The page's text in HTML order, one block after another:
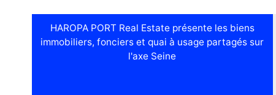
HAROPA PORT Real Estate présente les biens
immobiliers, fonciers et quai à usage partagés sur
l'axe Seine